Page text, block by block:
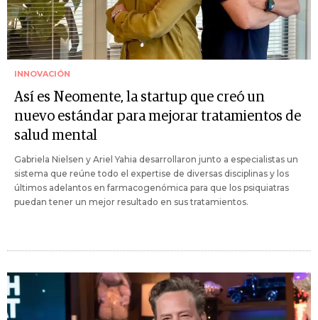
INNOVACIÓN
Así es Neomente, la startup que creó un
nuevo estándar para mejorar tratamientos de
salud mental
Gabriela Nielsen y Ariel Yahia desarrollaron junto a especialistas un
sistema que reúne todo el expertise de diversas disciplinas y los
últimos adelantos en farmacogenómica para que los psiquiatras
puedan tener un mejor resultado en sus tratamientos.